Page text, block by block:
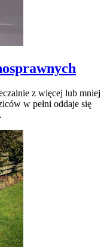
z więcej lub mniej
w pełni oddaje się